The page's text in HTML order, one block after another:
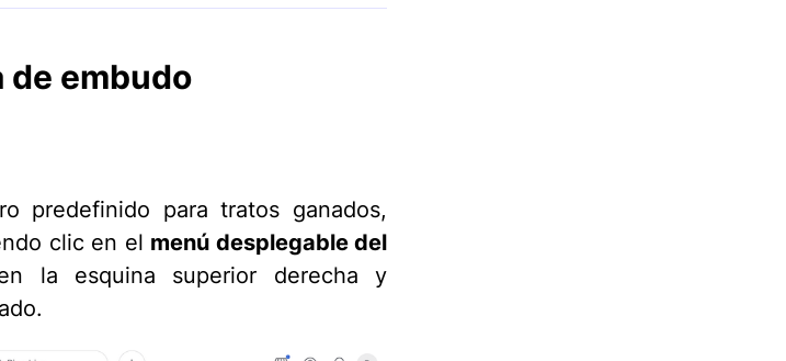
de embudo
predefinido para tratos ganados,
clic en el menú desplegable del
la esquina superior derecha y